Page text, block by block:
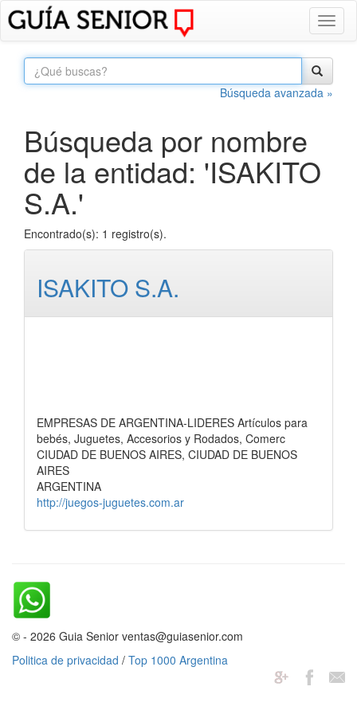
Búsqueda avanzada »
Búsqueda por nombre
de la entidad: 'ISAKITO
S.A.'
Encontrado(s): 1 registro(s).
ISAKITO S.A.
EMPRESAS DE ARGENTINA-LIDERES Artículos para
bebés, Juguetes, Accesorios y Rodados, Comerc
CIUDAD DE BUENOS AIRES, CIUDAD DE BUENOS
AIRES
ARGENTINA
http://juegos-juguetes.com.ar
© - 2026 Guia Senior ventas@guiasenior.com
Politica de privacidad / Top 1000 Argentina